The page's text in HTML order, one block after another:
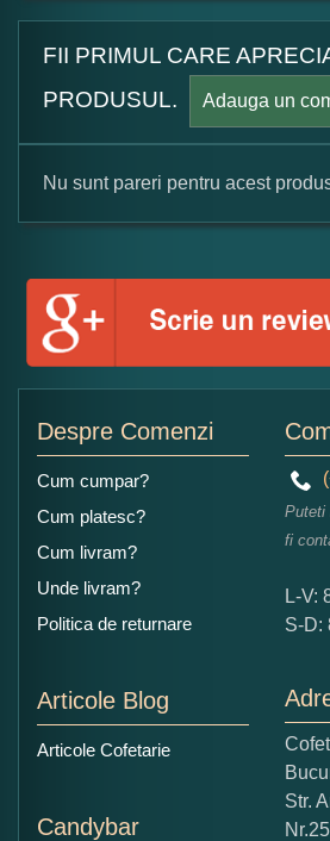
FII PRIMUL CARE
PRODUSUL.
Adauga un
Formular pareri client
Numele dumneavoastra:
Ce nota acordati acestui
5
Copiati alaturi numarul din
Nu sunt pareri pentru acest
Despre Comenzi
Cum cumpar?
Cum platesc?
Cum livram?
Unde livram?
Politica de returnare
Articole Blog
Articole Cofetarie
Candybar
Puteti
fi
L-V:
S-D:
Str.